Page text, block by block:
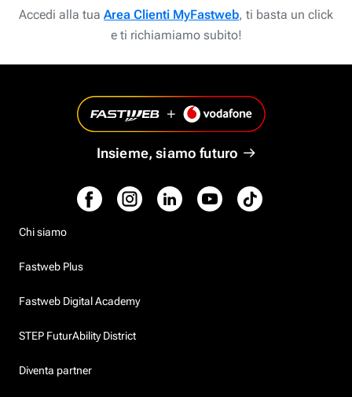
Accedi alla tua Area Clienti MyFastweb, ti basta un click
e ti richiamiamo subito!
Insieme, siamo futuro
Chi siamo
Fastweb Plus
Fastweb Digital Academy
STEP FuturAbility District
Diventa partner